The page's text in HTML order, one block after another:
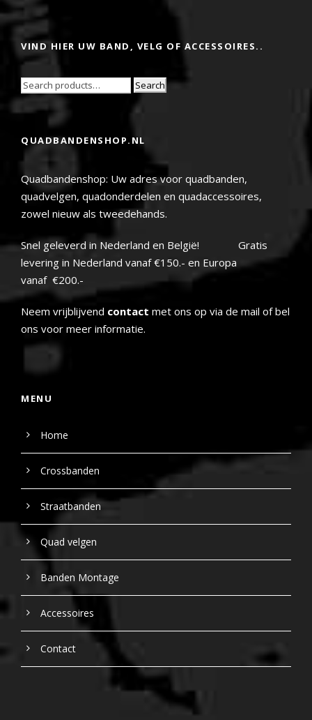
VIND HIER UW BAND, VELG OF ACCESSOIRES..
Search
QUADBANDENSHOP.NL
Quadbandenshop: Uw adres voor quadbanden,
quadvelgen, quadonderdelen en quadaccessoires,
zowel nieuw als tweedehands.
Snel geleverd in Nederland en België! Gratis
levering in Nederland vanaf €150.- en Europa
vanaf €200.-
Neem vrijblijvend contact met ons op via de mail of bel
ons voor meer informatie.
MENU
Home
Crossbanden
Straatbanden
Quad velgen
Banden Montage
Accessoires
Contact